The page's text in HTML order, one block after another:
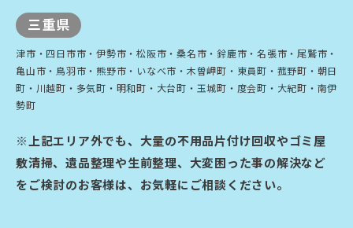
三重県
津市・四日市市・伊勢市・松阪市・桑名市・鈴鹿市・名張市・尾鷲市・
亀山市・鳥羽市・熊野市・いなべ市・木曽岬町・東員町・菰野町・朝日
町・川越町・多気町・明和町・大台町・玉城町・度会町・大紀町・南伊
勢町
※上記エリア外でも、大量の不用品片付け回収やゴミ屋
敷清掃、遺品整理や生前整理、大変困った事の解決など
をご検討のお客様は、お気軽にご相談ください。